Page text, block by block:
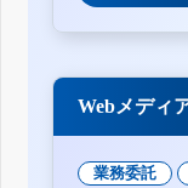
Webメディ
業務委託